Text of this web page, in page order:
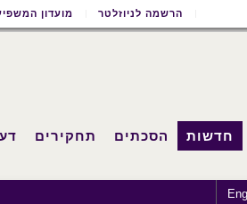
הרשמה לניוזלטר מועדון
חדשות הסכתים תחקירים